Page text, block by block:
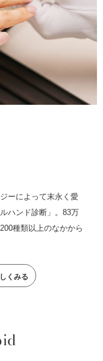
ーによって末永く愛
ハンド診断」。83万
種類以上のなかから
くみる